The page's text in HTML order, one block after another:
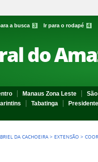
a busca 3 Ir para o rodapé 4
do
Manaus Zona Leste
Tabatinga
DA CACHOEIRA > EXTENSÃO >